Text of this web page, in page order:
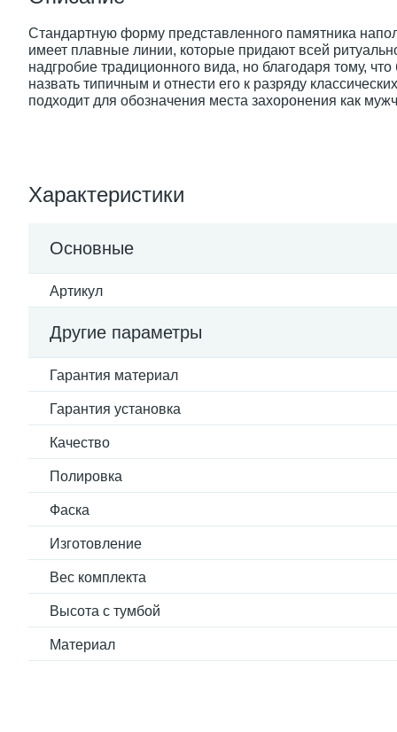
Стандартную форму представленного памятника
имеет плавные линии, которые придают всей
надгробие традиционного вида, но благодаря тому,
назвать типичным и отнести его к разряду
подходит для обозначения места захоронения как
Характеристики
Основные
Артикул
Другие параметры
Гарантия материал
Гарантия установка
Качество
Полировка
Фаска
Изготовление
Вес комплекта
Высота с тумбой
Материал